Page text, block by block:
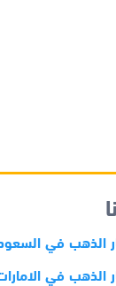
الذهب في
الذهب في